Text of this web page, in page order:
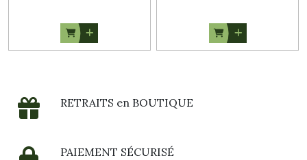
RETRAITS en BOUTIQUE
PAIEMENT SÉCURISÉ